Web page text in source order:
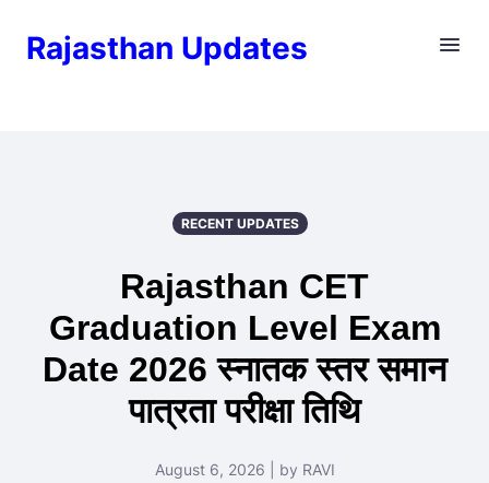
Rajasthan Updates
RECENT UPDATES
Rajasthan CET
Graduation Level Exam
Date 2026 स्नातक स्तर समान
पात्रता परीक्षा तिथि
August 6, 2026 | by RAVI